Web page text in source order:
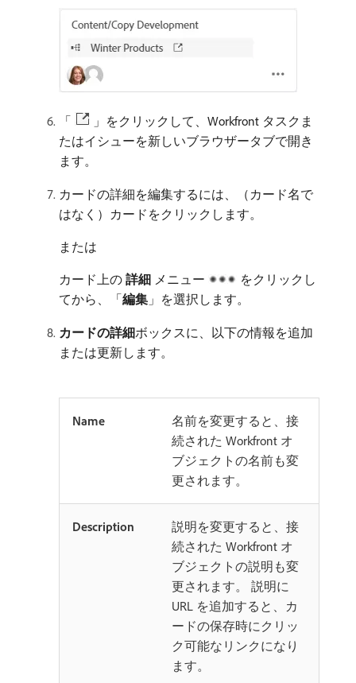
「
」をクリックして、Workfront タスクま
たはイシューを新しいブラウザータブで開き
ます。
カードの詳細を編集するには、（カード名で
はなく）カードをクリックします。
または
カード上の​ 詳細 ​メニュー
をクリックし
てから、「編集 」を選択します。
カードの詳細​ボックスに、以下の情報を追加
または更新します。
Name
名前を変更すると、接
続された Workfront オ
ブジェクトの名前も変
更されます。
Description
説明を変更すると、接
続された Workfront オ
ブジェクトの説明も変
更されます。 説明に
URL を追加すると、カ
ードの保存時にクリッ
ク可能なリンクになり
ます。